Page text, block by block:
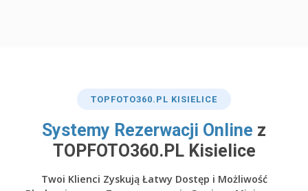
TOP FOTO360.PL KISIELICE
​Systemy Rezerwacji Online z
TOPFOTO360.PL Kisielice
Twoi Klienci Zyskują Łatwy Dostęp i Możliwość